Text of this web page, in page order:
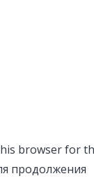
browser for
продолжения